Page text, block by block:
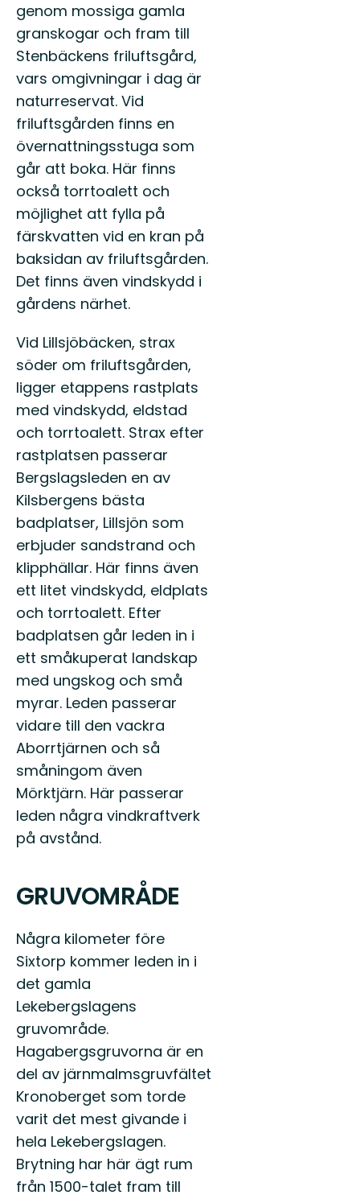
genom mossiga gamla
granskogar och fram till
Stenbäckens friluftsgård,
vars omgivningar i dag är
naturreservat. Vid
friluftsgården finns en
övernattningsstuga som
går att boka. Här finns
också torrtoalett och
möjlighet att fylla på
färskvatten vid en kran på
baksidan av friluftsgården.
Det finns även vindskydd i
gårdens närhet.
Vid Lillsjöbäcken, strax
söder om friluftsgården,
ligger etappens rastplats
med vindskydd, eldstad
och torrtoalett. Strax efter
rastplatsen passerar
Bergslagsleden en av
Kilsbergens bästa
badplatser, Lillsjön som
erbjuder sandstrand och
klipphällar. Här finns även
ett litet vindskydd, eldplats
och torrtoalett. Efter
badplatsen går leden in i
ett småkuperat landskap
med ungskog och små
myrar. Leden passerar
vidare till den vackra
Aborrtjärnen och så
småningom även
Mörktjärn. Här passerar
leden några vindkraftverk
på avstånd.
GRUVOMRÅDE
Några kilometer före
Sixtorp kommer leden in i
det gamla
Lekebergslagens
gruvområde.
Hagabergsgruvorna är en
del av järnmalmsgruvfältet
Kronoberget som torde
varit det mest givande i
hela Lekebergslagen.
Brytning har här ägt rum
från 1500-talet fram till